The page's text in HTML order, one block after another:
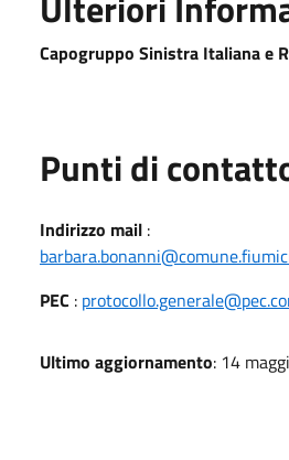
Capogruppo Sinistra Italiana e
Punti di
Indirizzo mail :
PEC :
Ultimo aggiornamento: 14